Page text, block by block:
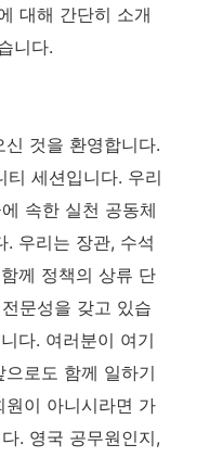
대해 간단히 소개
니다.
것을 환영합니다.
티 세션입니다. 우리
속한 실천 공동체
. 우리는 장관, 수석
께 정책의 상류 단
문성을 갖고 있습
다. 여러분이 여기
로도 함께 일하기
이 아니시라면 가
. 영국 공무원인지,